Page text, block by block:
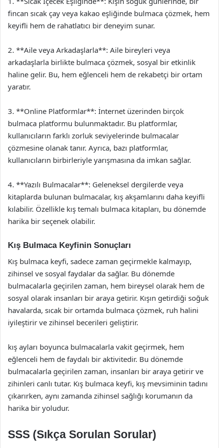
fincan sıcak çay veya kakao eşliğinde bulmaca çözmek, hem
keyifli hem de rahatlatıcı bir deneyim sunar.
2. **Aile veya Arkadaşlarla**: Aile bireyleri veya
arkadaşlarla birlikte bulmaca çözmek, sosyal bir etkinlik
haline gelir. Bu, hem eğlenceli hem de rekabetçi bir ortam
yaratır.
3. **Online Platformlar**: İnternet üzerinden birçok
bulmaca platformu bulunmaktadır. Bu platformlar,
kullanıcıların farklı zorluk seviyelerinde bulmacalar
çözmesine olanak tanır. Ayrıca, bazı platformlar,
kullanıcıların birbirleriyle yarışmasına da imkan sağlar.
4. **Yazılı Bulmacalar**: Geleneksel dergilerde veya
kitaplarda bulunan bulmacalar, kış akşamlarını daha keyifli
kılabilir. Özellikle kış temalı bulmaca kitapları, bu dönemde
harika bir seçenek olabilir.
Kış Bulmaca Keyfinin Sonuçları
Kış bulmaca keyfi, sadece zaman geçirmekle kalmayıp,
zihinsel ve sosyal faydalar da sağlar. Bu dönemde
bulmacalarla geçirilen zaman, hem bireysel olarak hem de
sosyal olarak insanları bir araya getirir. Kışın getirdiği soğuk
havalarda, sıcak bir ortamda bulmaca çözmek, ruh halini
iyileştirir ve zihinsel becerileri geliştirir.
kış ayları boyunca bulmacalarla vakit geçirmek, hem
eğlenceli hem de faydalı bir aktivitedir. Bu dönemde
bulmacalarla geçirilen zaman, insanları bir araya getirir ve
zihinleri canlı tutar. Kış bulmaca keyfi, kış mevsiminin tadını
çıkarırken, aynı zamanda zihinsel sağlığı korumanın da
harika bir yoludur.
SSS (Sıkça Sorulan Sorular)